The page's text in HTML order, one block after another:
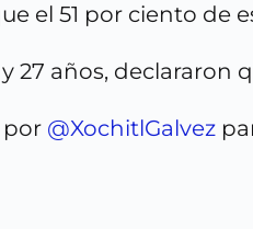
el 51 por ciento de
27 años, declararon
por @XochitlGalvez